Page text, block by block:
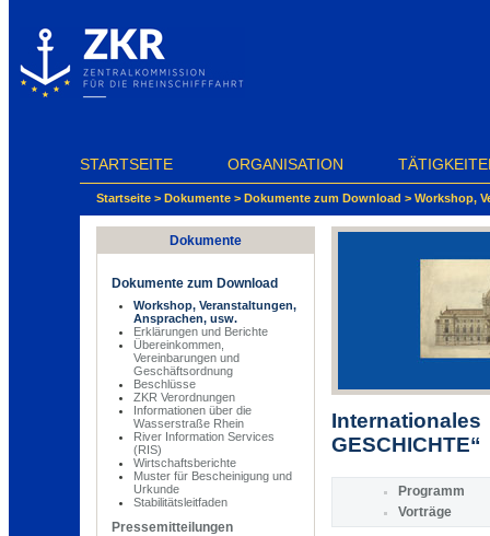
STARTSEITE ORGANISATION
Startseite > Dokumente > Dokumente zum Download > Workshop,
Dokumente
Dokumente zum Download
Workshop, Veranstaltungen,
Ansprachen, usw.
Erklärungen und Berichte
Übereinkommen,
Vereinbarungen und
Geschäftsordnung
Beschlüsse
ZKR Verordnungen
Informationen über die
Wasserstraße Rhein
River Information Services
(RIS)
Wirtschaftsberichte
Muster für Bescheinigung und
Urkunde
Stabilitätsleitfaden
Pressemitteilungen
GESCHICHTE“
Programm
Vorträge